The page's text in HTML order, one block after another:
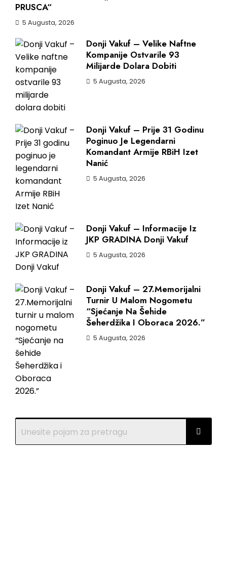
PRUSCA“
5 Augusta, 2026
Donji Vakuf – Velike Naftne
Kompanije Ostvarile 93
Milijarde Dolara Dobiti
5 Augusta, 2026
Donji Vakuf – Prije 31 Godinu
Poginuo Je Legendarni
Komandant Armije RBiH Izet
Nanić
5 Augusta, 2026
Donji Vakuf – Informacije Iz
JKP GRADINA Donji Vakuf
5 Augusta, 2026
Donji Vakuf – 27.Memorijalni
Turnir U Malom Nogometu
“Sjećanje Na Šehide
Šeherdžika I Oboraca 2026.”
5 Augusta, 2026